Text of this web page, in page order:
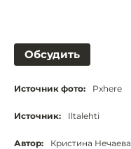
Обсудить
Источник фото: Pxhere
Источник: Iltalehti
Автор: Кристина Нечаева